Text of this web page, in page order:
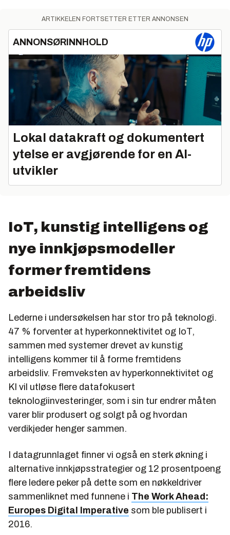
ARTIKKELEN FORTSETTER ETTER ANNONSEN
ANNONSØRINNHOLD
Lokal datakraft og dokumentert
ytelse er avgjørende for en AI-
utvikler
IoT, kunstig intelligens og
nye innkjøpsmodeller
former fremtidens
arbeidsliv
Lederne i undersøkelsen har stor tro på teknologi.
47 % forventer at hyperkonnektivitet og IoT,
sammen med systemer drevet av kunstig
intelligens kommer til å forme fremtidens
arbeidsliv. Fremveksten av hyperkonnektivitet og
KI vil utløse flere datafokusert
teknologiinvesteringer, som i sin tur endrer måten
varer blir produsert og solgt på og hvordan
verdikjeder henger sammen.
I datagrunnlaget finner vi også en sterk økning i
alternative innkjøpsstrategier og 12 prosentpoeng
flere ledere peker på dette som en nøkkeldriver
sammenliknet med funnene i The Work Ahead:
Europes Digital Imperative som ble publisert i
2016.